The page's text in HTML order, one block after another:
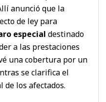
anunció que la
de ley para
especial destinado
a las prestaciones
una cobertura por un
se clarifica el
los afectados.